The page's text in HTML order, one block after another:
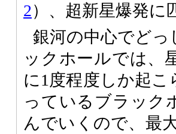
2）、超新星爆発
銀河の中心でど
ックホールでは、
に1度程度しか起
っているブラック
んでいくので、最